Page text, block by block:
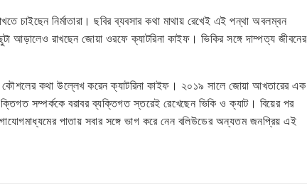
চাইছেন নির্মাতারা। ছবির ব্যবসার কথা মাথায় রেখেই এই পন্থা অবলম্বন
আড়ালেও রাখছেন জোয়া ওরফে ক্যাটরিনা কাইফ। ভিকির সঙ্গে দাম্পত্য জীবনের
কথা উল্লেখ করেন ক্যাটরিনা কাইফ। ২০১৯ সালে জোয়া আখতারের এক
সম্পর্ককে বরাবর ব্যক্তিগত স্তরেই রেখেছেন ভিকি ও ক্যাট। বিয়ের পর
পাতায় সবার সঙ্গে ভাগ করে নেন বলিউডের অন্যতম জনপ্রিয় এই